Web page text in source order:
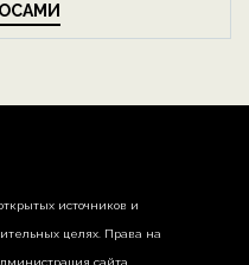
источников и
целях. Права на
сайта